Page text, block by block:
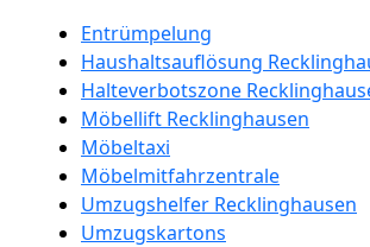
Entrümpelung
Haushaltsauflösung
Halteverbotszone
Möbellift Recklinghausen
Möbeltaxi
Möbelmitfahrzentrale
Umzugshelfer Recklinghausen
Umzugskartons